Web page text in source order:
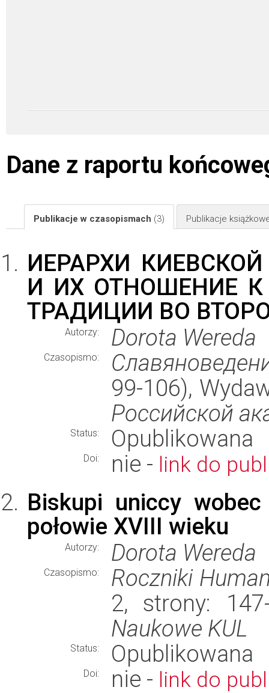
Dane z raportu
Publikacje w czasopismach (3) Publikacje
ИЕРАРХИ
И ИХ ОТНОШЕНИЕ
ТРАДИЦИИ ВО
Autorzy: Dorota Wereda
Czasopismo:
99-106),
Российской
Status: Opublikowana
Doi: nie - link do
Biskupi uniccy
połowie XVIII wieku
Autorzy: Dorota Wereda
Czasopismo:
Roczniki
2, strony:
Naukowe KUL
Status: Opublikowana
Doi: nie - link do